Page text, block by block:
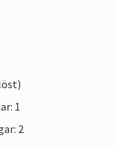
1
2